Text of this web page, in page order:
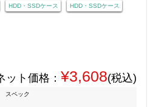
HDD・SSDケース HDD・SSDケース
ット価格： ¥3,608(税込)
スペック